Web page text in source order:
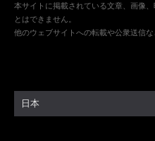
本サイトに掲載されている文章、画像
とはできません。
他のウェブサイトへの転載や公衆送信な
日本